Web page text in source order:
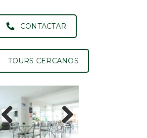
CONTACTAR
TOURS CERCANOS
Previous Next